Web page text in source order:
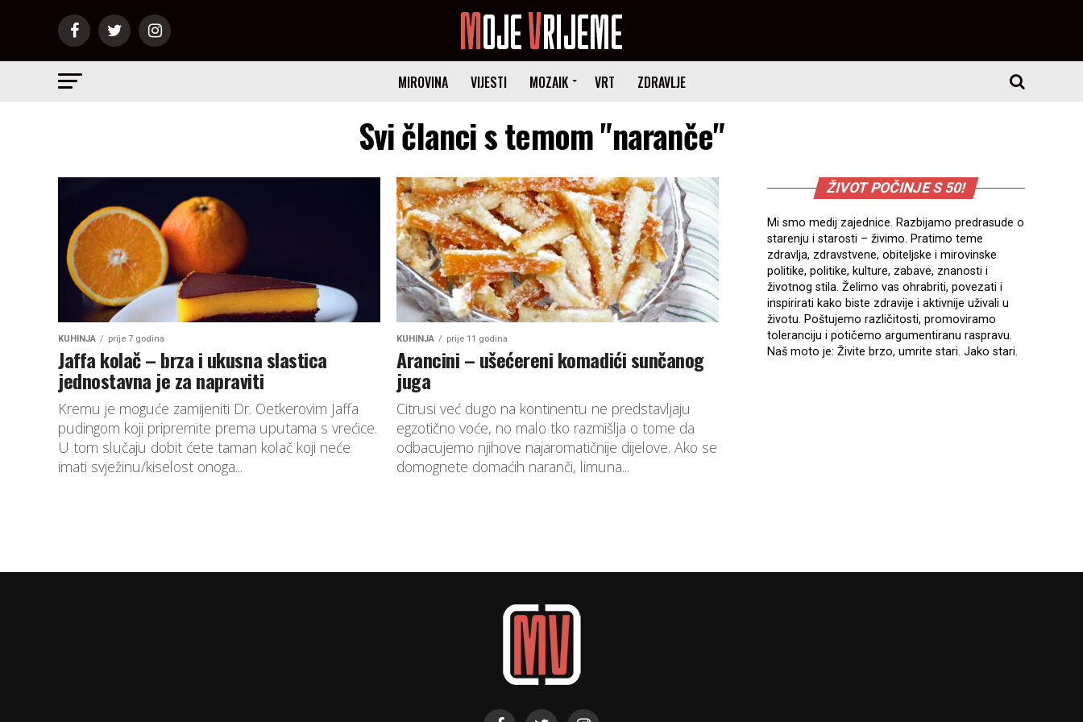
MIROVINA VIJESTI MOZAIK VRT ZDRAVLJE
Svi članci s temom "naranče"
KUHINJA prije 7 godina
Jaffa kolač – brza i ukusna slastica
jednostavna je za napraviti
Kremu je moguće zamijeniti Dr. Oetkerovim Jaffa
pudingom koji pripremite prema uputama s vrećice.
U tom slučaju dobit ćete taman kolač koji neće
imati svježinu/kiselost onoga...
KUHINJA prije 11 godina
Arancini – ušećereni komadići sunčanog
juga
Citrusi već dugo na kontinentu ne predstavljaju
egzotično voće, no malo tko razmišlja o tome da
odbacujemo njihove najaromatičnije dijelove. Ako se
domognete domaćih naranči, limuna...
ŽIVOT POČINJE S 50!
Mi smo medij zajednice. Razbijamo predrasude o
starenju i starosti – živimo. Pratimo teme
zdravlja, zdravstvene, obiteljske i mirovinske
politike, politike, kulture, zabave, znanosti i
životnog stila. Želimo vas ohrabriti, povezati i
inspirirati kako biste zdravije i aktivnije uživali u
životu. Poštujemo različitosti, promoviramo
toleranciju i potičemo argumentiranu raspravu.
Naš moto je: Živite brzo, umrite stari. Jako stari.